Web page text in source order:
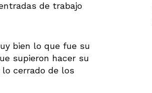
de trabajo
bien lo que fue su
supieron hacer su
cerrado de los